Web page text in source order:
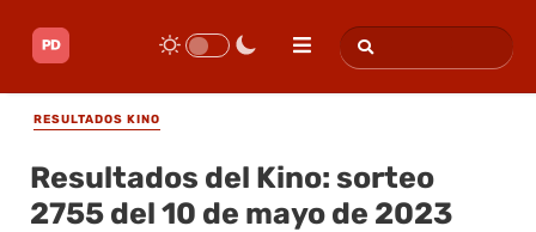
RESULTADOS KINO
Resultados del Kino: sorteo
2755 del 10 de mayo de 2023